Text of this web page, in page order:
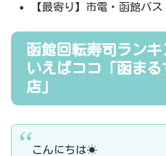
【最寄り】市電・函館バス
函館回転寿司ラン
いえばココ「函ま
店」
こんにちは☀